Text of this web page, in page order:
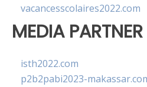
vacancesscolaires2022.com
MEDIA PARTNER
isth2022.com
p2b2pabi2023-